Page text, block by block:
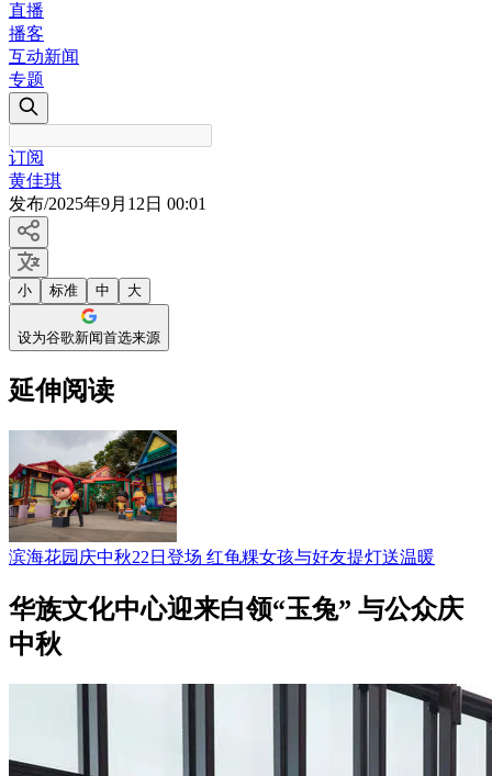
直播
播客
互动新闻
专题
订阅
黄佳琪
发布/2025年9月12日 00:01
小 标准 中 大
设为谷歌新闻首选来源
延伸阅读
滨海花园庆中秋22日登场 红龟粿女孩与好友提灯送温暖
华族文化中心迎来白领“玉兔” 与公众庆
中秋